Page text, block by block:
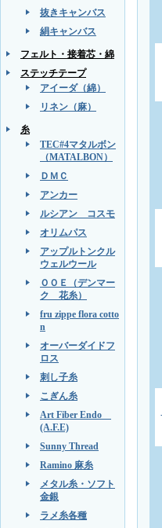
抜きキャンバス
絹キャンバス
フェルト・接着芯・綿
ステッチテープ
アイーダ（綿）
リネン（麻）
糸
TEC#4マタルボン
（MATALBON）
ＤＭＣ
アンカー
ルシアン コスモ
オリムパス
アップルトンクル
ウェルウール
ＯＯＥ（デンマー
ク 花糸）
fru zippe flora cotto
n
オーバーダイドフ
ロス
刺し子糸
こぎん糸
Art Fiber Endo
(A.F.E)
Sunny Thread
Ramino 麻糸
メタル糸・ソフト
金銀
ラメ糸各種